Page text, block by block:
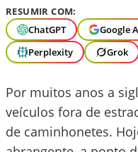
RESUMIR COM:
ChatGPT
Google
Perplexity
Grok
Por muitos anos a
veículos fora de
de caminhonetes.